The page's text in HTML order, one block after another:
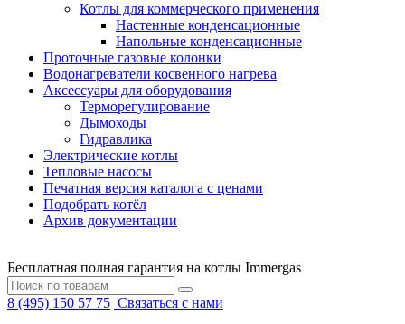
Котлы для коммерческого применения
Настенные конденсационные
Напольные конденсационные
Проточные газовые колонки
Водонагреватели косвенного нагрева
Аксессуары для оборудования
Терморегулирование
Дымоходы
Гидравлика
Электрические котлы
Тепловые насосы
Печатная версия каталога с ценами
Подобрать котёл
Архив документации
Бесплатная полная гарантия на котлы Immergas
8 (495) 150 57 75 Связаться с нами